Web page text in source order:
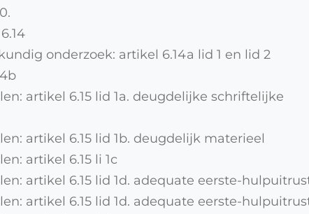
onderzoek: artikel 6.14a lid 1 en lid 2
artikel 6.15 lid 1a. deugdelijke schriftelijke
artikel 6.15 lid 1b. deugdelijk materieel
artikel 6.15 li 1c
artikel 6.15 lid 1d. adequate eerste-
artikel 6.15 lid 1d. adequate eerste-